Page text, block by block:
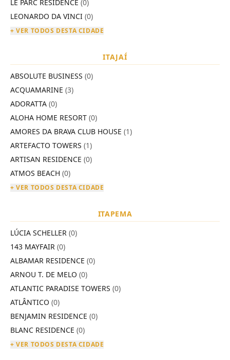
LE PARC RESIDENCE (0)
LEONARDO DA VINCI (0)
+ VER TODOS DESTA CIDADE
ITAJAÍ
ABSOLUTE BUSINESS (0)
ACQUAMARINE (3)
ADORATTA (0)
ALOHA HOME RESORT (0)
AMORES DA BRAVA CLUB HOUSE (1)
ARTEFACTO TOWERS (1)
ARTISAN RESIDENCE (0)
ATMOS BEACH (0)
+ VER TODOS DESTA CIDADE
ITAPEMA
LÚCIA SCHELLER (0)
143 MAYFAIR (0)
ALBAMAR RESIDENCE (0)
ARNOU T. DE MELO (0)
ATLANTIC PARADISE TOWERS (0)
ATLÂNTICO (0)
BENJAMIN RESIDENCE (0)
BLANC RESIDENCE (0)
+ VER TODOS DESTA CIDADE